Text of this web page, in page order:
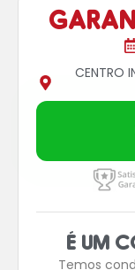
CENTRO
É UM
Temos